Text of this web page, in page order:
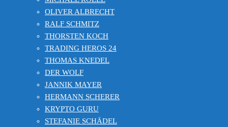
OLIVER ALBRECHT
RALF SCHMITZ
THORSTEN KOCH
TRADING HEROS 24
THOMAS KNEDEL
DER WOLF
JANNIK MAYER
HERMANN SCHERER
KRYPTO GURU
STEFANIE SCHÄDEL